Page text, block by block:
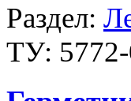
Раздел:
ТУ: